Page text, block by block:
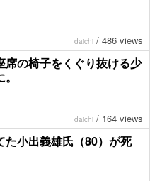
daichi / 486 views
席の椅子をくぐり抜ける少
daichi / 164 views
た小出義雄氏（80）が死